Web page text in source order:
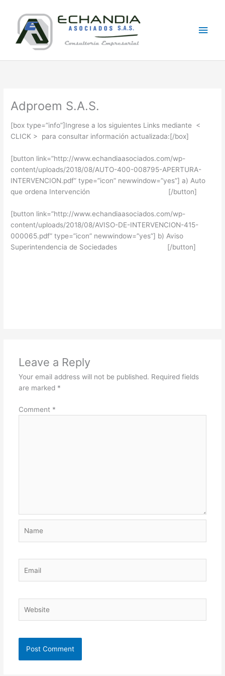
content
Adproem S.A.S.
[box type=”info”]Ingrese a los siguientes Links mediante <
CLICK > para consultar información actualizada:[/box]
[button link=”http://www.echandiaasociados.com/wp-
content/uploads/2018/08/AUTO-400-008795-APERTURA-
INTERVENCION.pdf” type=”icon” newwindow=”yes”] a) Auto
que ordena Intervención [/button]
[button link=”http://www.echandiaasociados.com/wp-
content/uploads/2018/08/AVISO-DE-INTERVENCION-415-
000065.pdf” type=”icon” newwindow=”yes”] b) Aviso
Superintendencia de Sociedades [/button]
Leave a Reply
Your email address will not be published. Required fields
are marked *
Comment *